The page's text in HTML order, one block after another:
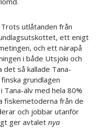
utlåtanden från
ett enigt
och ett närapå
i både Utsjoki och
det så kallade Tana-
grundlagen
älv med hela 80%
fiskemetoderna från de
och jobbar utanför
ger avtaletnya